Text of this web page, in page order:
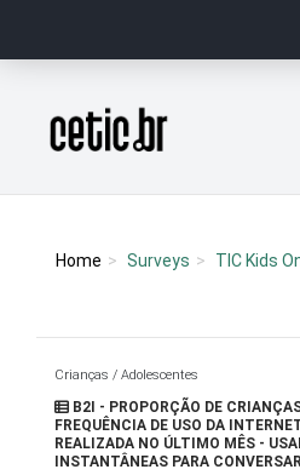
Página inicial
Home Surveys TIC Kids
Crianças / Adolescentes
B2I - PROPORÇÃO DE
FREQUÊNCIA DE USO DA
REALIZADA NO ÚLTIMO MÊS -
INSTANTÂNEAS PARA